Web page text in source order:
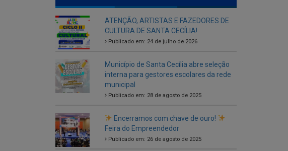
Município de Santa Cecília abre seleção
interna para gestores escolares da rede
municipal
Encerramos com chave de ouro!
Feira do Empreendedor
Publicado em: 26 de agosto de 2025
Encerrado o Campeonato Municipal de
Futebol – Série B 2025 em Santa Cecília-
PB